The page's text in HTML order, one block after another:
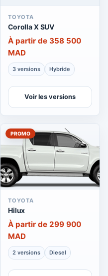
TOYOTA
Corolla X SUV
À partir de 358 500
MAD
3 versions Hybride
Voir les versions
PROMO
TOYOTA
Hilux
À partir de 299 900
MAD
2 versions Diesel